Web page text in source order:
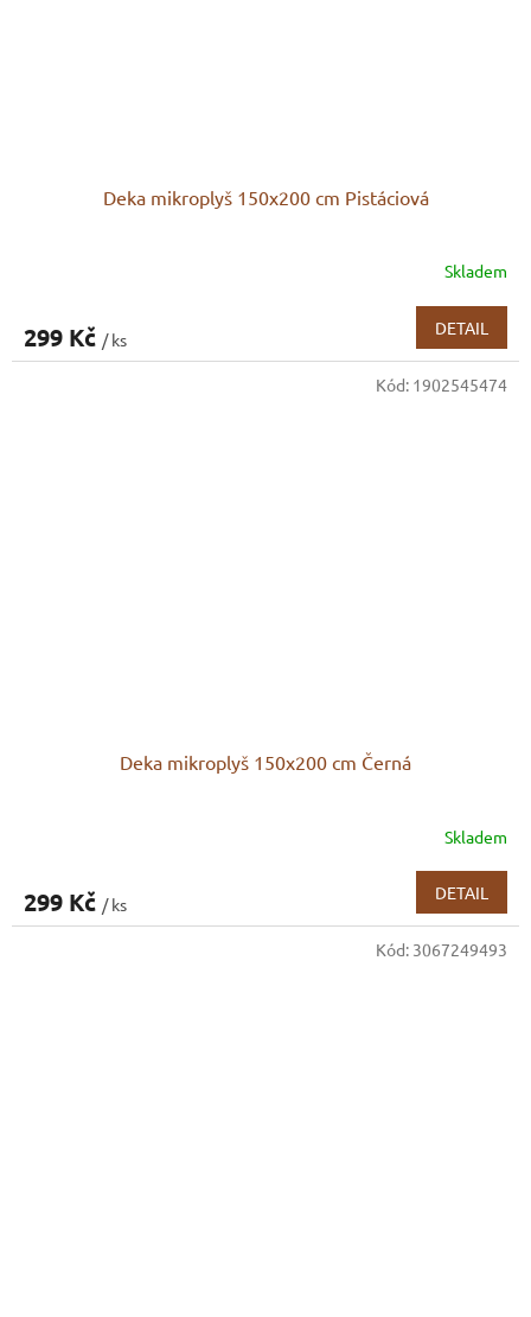
Deka mikroplyš 150x200 cm Pistáciová
Skladem
299 Kč / ks
DETAIL
Deka mikroplyš 150x200 cm Černá
Skladem
299 Kč / ks
DETAIL
Kód: 1902545474
Kód: 3067249493